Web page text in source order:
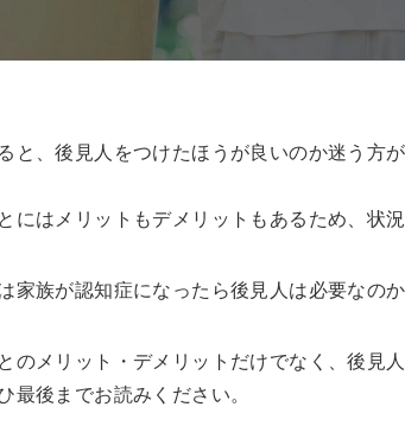
と、後見人をつけたほうが良いのか迷う方
にはメリットもデメリットもあるため、状
家族が認知症になったら後見人は必要なの
のメリット・デメリットだけでなく、後見
最後までお読みください。